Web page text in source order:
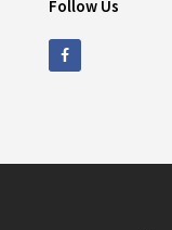
Follow Us